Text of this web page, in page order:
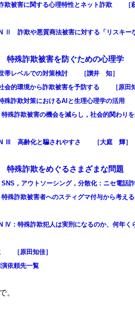
被害に関する心理特性とネット詐欺 ［萩
Ⅱ 詐欺や悪質商法被害に対する「リスキ
殊詐欺被害を防ぐための心理学
帯レベルでの対策検討 ［讃井 知］
会的環境から詐欺被害を予防する ［原田知
詐欺対策におけるAIと生理心理学の活用
殊詐欺被害の機会を減らし，社会的関わり
Ⅲ 高齢化と騙されやすさ ［大庭 輝］
殊詐欺をめぐるさまざまな問題
，アウトソーシング，分散化：ニセ電
殊詐欺被害者へのスティグマ付与から考え
Ⅳ：特殊詐欺犯人は実刑になるのか、何年
［原田知佳］
依頼先一覧
。